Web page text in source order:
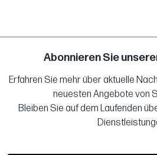
Abonnieren Sie
Erfahren Sie mehr über aktuelle
neuesten Angebote von
Bleiben Sie auf dem Laufenden